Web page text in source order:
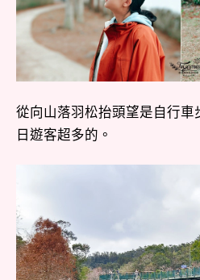
從向山落羽松抬頭望是自行
日遊客超多的。